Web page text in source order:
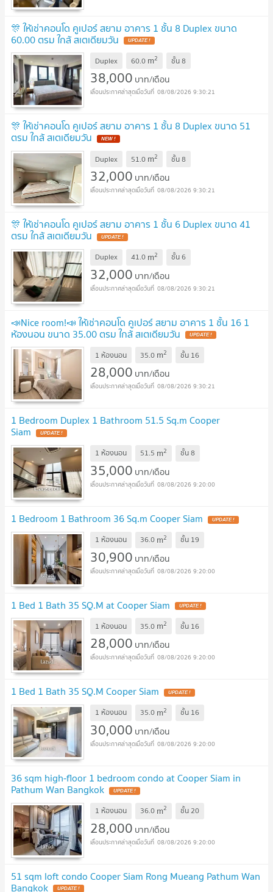
🎊 ให้เช่าคอนโด คูเปอร์ สยาม อาคาร 1 ชั้น 8 Duplex ขนาด
60.00 ตรม ใกล้ สเตเดียมวัน
Duplex 60.0 m2 ชั้น8
38,000 บาท/เดือน
08/08/2026 9:30:21
🎊 ให้เช่าคอนโด คูเปอร์ สยาม อาคาร 1 ชั้น 8 Duplex ขนาด 51
ตรม ใกล้ สเตเดียมวัน
Duplex 51.0 m2 ชั้น8
32,000 บาท/เดือน
08/08/2026 9:30:21
🎊 ให้เช่าคอนโด คูเปอร์ สยาม อาคาร 1 ชั้น 6 Duplex ขนาด 41
ตรม ใกล้ สเตเดียมวัน
Duplex 41.0 m2 ชั้น6
32,000 บาท/เดือน
08/08/2026 9:30:21
📣Nice room!📣 ให้เช่าคอนโด คูเปอร์ สยาม อาคาร 1 ชั้น 16 1
ห้องนอน ขนาด 35.00 ตรม ใกล้ สเตเดียมวัน
1 ห้องนอน 35.0 m2 ชั้น 16
28,000 บาท/เดือน
08/08/2026 9:30:21
1 Bedroom Duplex 1 Bathroom 51.5 Sq.m Cooper
Siam
1 ห้องนอน 51.5 m2 ชั้น8
35,000 บาท/เดือน
08/08/2026 9:20:00
1 Bedroom 1 Bathroom 36 Sq.m Cooper Siam
1 ห้องนอน 36.0 m2 ชั้น 19
30,900 บาท/เดือน
08/08/2026 9:20:00
1 Bed 1 Bath 35 SQ.M at Cooper Siam
1 ห้องนอน 35.0 m2 ชั้น 16
28,000 บาท/เดือน
08/08/2026 9:20:00
1 Bed 1 Bath 35 SQ.M Cooper Siam
1 ห้องนอน 35.0 m2 ชั้น 16
30,000 บาท/เดือน
08/08/2026 9:20:00
36 sqm high-floor 1 bedroom condo at Cooper Siam in
Pathum Wan Bangkok
1 ห้องนอน 36.0 m2 ชั้น20
28,000 บาท/เดือน
08/08/2026 9:20:00
51 sqm loft condo Cooper Siam Rong Mueang Pathum Wan
Bangkok